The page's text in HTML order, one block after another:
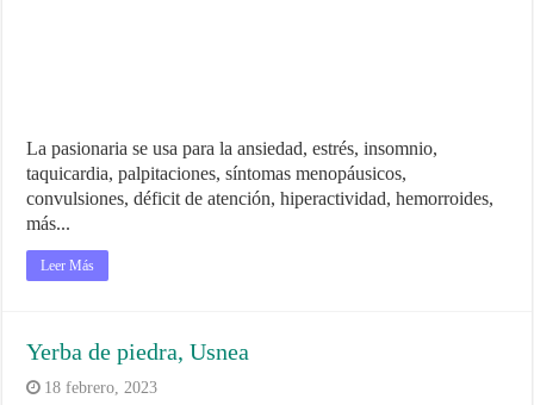
La pasionaria se usa para la ansiedad, estrés, insomnio,
taquicardia, palpitaciones, síntomas menopáusicos,
convulsiones, déficit de atención, hiperactividad, hemorroides,
más...
Leer Más
Yerba de piedra, Usnea
18 febrero, 2023